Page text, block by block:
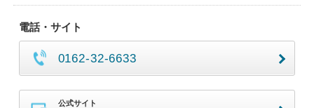
電話・サイト
0162-32-6633
公式サイト